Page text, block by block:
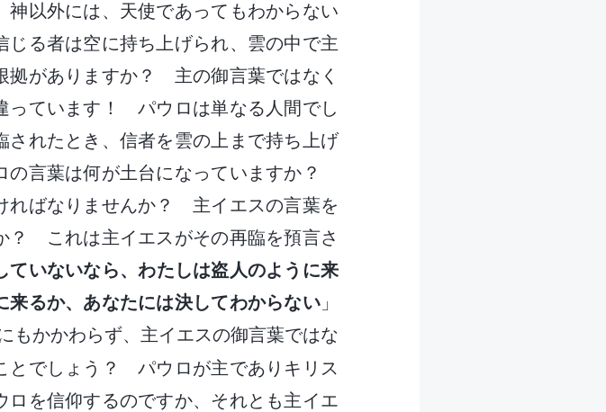
以外には、天使であってもわからない
る者は空に持ち上げられ、雲の中で主
拠がありますか？ 主の御言葉ではなく
っています！ パウロは単なる人間でし
れたとき、信者を雲の上まで持ち上げ
言葉は何が土台になっていますか？
ればなりませんか？ 主イエスの言葉を
？ これは主イエスがその再臨を預言さ
ていないなら、わたしは盗人のように来
来るか、あなたには決してわからない 」
もかかわらず、主イエスの御言葉ではな
とでしょう？ パウロが主でありキリス
を信仰するのですか、それとも主イエ